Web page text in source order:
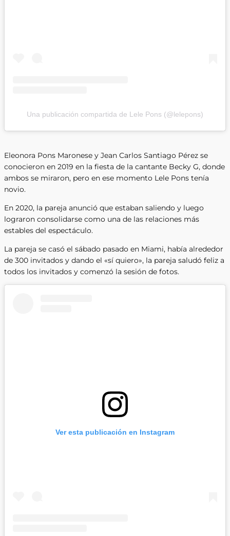
Una publicación compartida de Lele Pons (@lelepons)
Eleonora Pons Maronese y Jean Carlos Santiago Pérez se
conocieron en 2019 en la fiesta de la cantante Becky G, donde
ambos se miraron, pero en ese momento Lele Pons tenía
novio.
En 2020, la pareja anunció que estaban saliendo y luego
lograron consolidarse como una de las relaciones más
estables del espectáculo.
La pareja se casó el sábado pasado en Miami, había alrededor
de 300 invitados y dando el «sí quiero», la pareja saludó feliz a
todos los invitados y comenzó la sesión de fotos.
Ver esta publicación en Instagram